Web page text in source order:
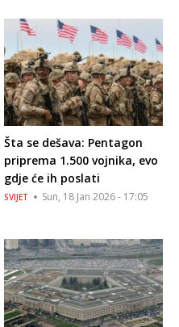
Šta se dešava: Pentagon
priprema 1.500 vojnika, evo
gdje će ih poslati
SVIJET Sun, 18 Jan 2026 - 17:05